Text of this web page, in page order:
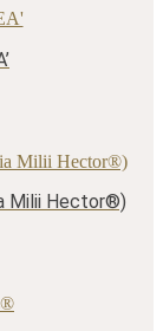
Milii Hector®)